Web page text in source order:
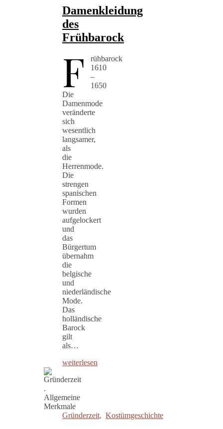
Damenkleidung
des
Frühbarock
F
rühbarock
1610
–
1650
Die
Damenmode
veränderte
sich
wesentlich
langsamer,
als
die
Herrenmode.
Die
strengen
spanischen
Formen
wurden
aufgelockert
und
das
Bürgertum
übernahm
die
belgische
und
niederländische
Mode.
Das
holländische
Barock
gilt
als…
weiterlesen
Gründerzeit, Kostümgeschichte